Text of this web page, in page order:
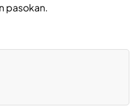
pasokan.